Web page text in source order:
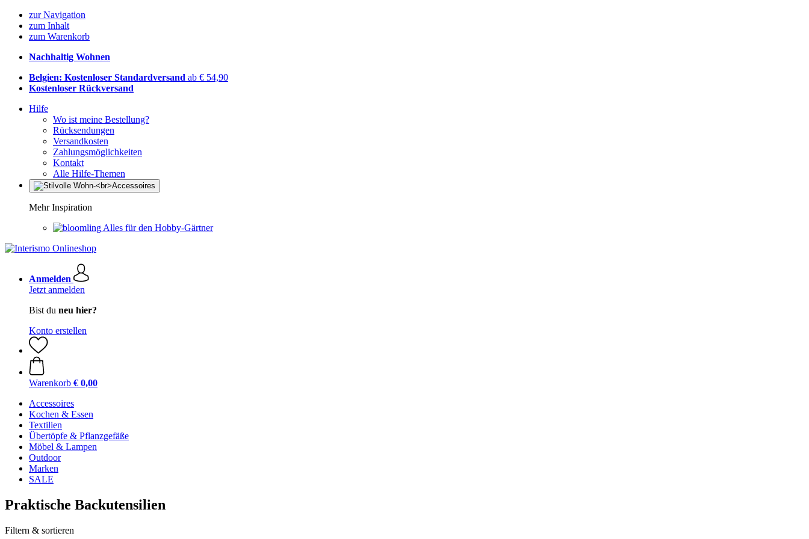
zur Navigation
zum Inhalt
zum Warenkorb
Nachhaltig Wohnen
Belgien: Kostenloser Standardversand ab € 54,90
Kostenloser Rückversand
Hilfe
Wo ist meine Bestellung?
Rücksendungen
Versandkosten
Zahlungsmöglichkeiten
Kontakt
Alle Hilfe-Themen
Mehr Inspiration
Alles für den Hobby-Gärtner
Anmelden
Jetzt anmelden
Bist du neu hier?
Konto erstellen
Warenkorb € 0,00
Accessoires
Kochen & Essen
Textilien
Übertöpfe & Pflanzgefäße
Möbel & Lampen
Outdoor
Marken
SALE
Praktische Backutensilien
Filtern & sortieren